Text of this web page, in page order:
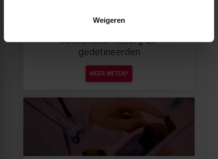
Weigeren
Coördinator nazorg ex-
gedetineerden
MEER WETEN?